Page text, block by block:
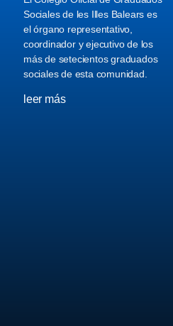
Sociales de les Illes Balears es
el órgano representativo,
coordinador y ejecutivo de los
más de setecientos graduados
sociales de esta comunidad.
leer más